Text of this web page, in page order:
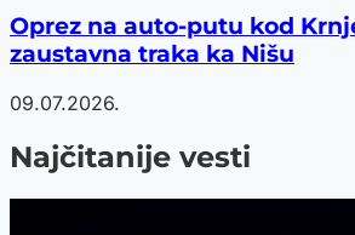
Oprez na auto-putu kod
zaustavna traka ka Nišu
09.07.2026.
Najčitanije vesti